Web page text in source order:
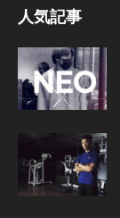
人気記事